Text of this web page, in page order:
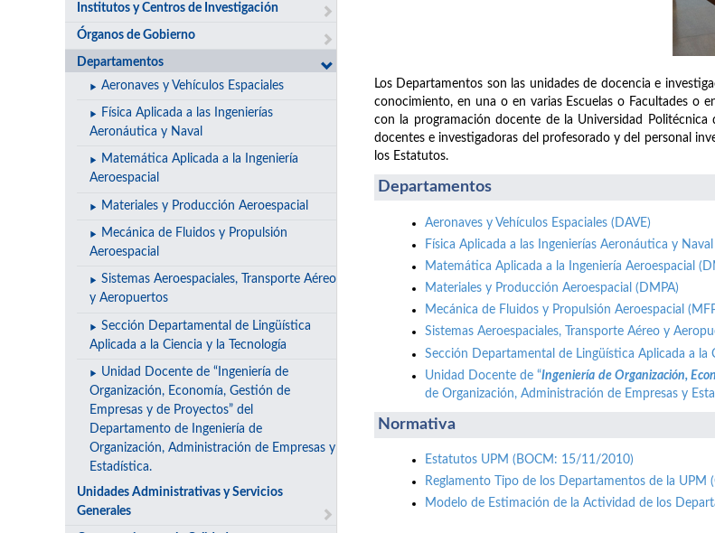
Institutos y Centros de Investigación
Órganos de Gobierno
Departamentos
Aeronaves y Vehículos Espaciales
Física Aplicada a las Ingenierías
Aeronáutica y Naval
Matemática Aplicada a la Ingeniería
Aeroespacial
Materiales y Producción Aeroespacial
Mecánica de Fluidos y Propulsión
Aeroespacial
Sistemas Aeroespaciales, Transporte Aéreo
y Aeropuertos
Sección Departamental de Lingüística
Aplicada a la Ciencia y la Tecnología
Unidad Docente de “Ingeniería de
Organización, Economía, Gestión de
Empresas y de Proyectos” del
Departamento de Ingeniería de
Organización, Administración de Empresas y
Estadística.
Unidades Administrativas y Servicios
Generales
Los Departamentos son las unidades de docencia e
conocimiento, en una o en varias Escuelas o Facultades o
con la programación docente de la Universidad
docentes e investigadoras del profesorado y del personal
los Estatutos.
Departamentos
Aeronaves y Vehículos Espaciales (DAVE)
Física Aplicada a las Ingenierías Aeronáutica y Naval
Matemática Aplicada a la Ingeniería Aeroespacial
Materiales y Producción Aeroespacial (DMPA)
Mecánica de Fluidos y Propulsión Aeroespacial
Sistemas Aeroespaciales, Transporte Aéreo y
Sección Departamental de Lingüística Aplicada a la
Unidad Docente de “Ingeniería de Organización,
de Organización, Administración de Empresas y
Normativa
Estatutos UPM (BOCM: 15/11/2010)
Reglamento Tipo de los Departamentos de la
Modelo de Estimación de la Actividad de los